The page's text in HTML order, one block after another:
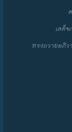
เสด็จ
ทรงถวายอภิ